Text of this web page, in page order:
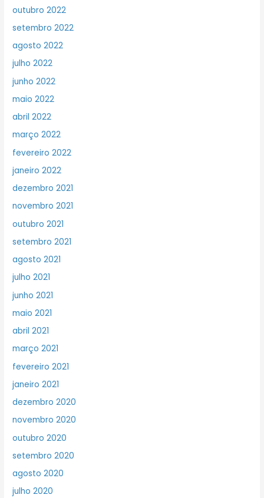
outubro 2022
setembro 2022
agosto 2022
julho 2022
junho 2022
maio 2022
abril 2022
março 2022
fevereiro 2022
janeiro 2022
dezembro 2021
novembro 2021
outubro 2021
setembro 2021
agosto 2021
julho 2021
junho 2021
maio 2021
abril 2021
março 2021
fevereiro 2021
janeiro 2021
dezembro 2020
novembro 2020
outubro 2020
setembro 2020
agosto 2020
julho 2020